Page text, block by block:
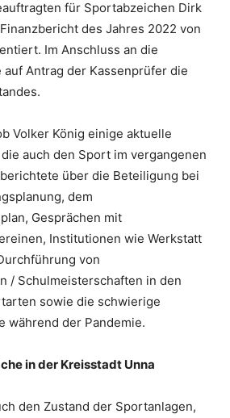
für Sportabzeichen Dirk
des Jahres 2022 von
Im Anschluss an die
Antrag der Kassenprüfer die
Volker König einige aktuelle
auch den Sport im vergangenen
über die Beteiligung bei
dem
Gesprächen mit
Institutionen wie Werkstatt
von
/ Schulmeisterschaften in den
sowie die schwierige
während der Pandemie.
in der Kreisstadt Unna
den Zustand der Sportanlagen,